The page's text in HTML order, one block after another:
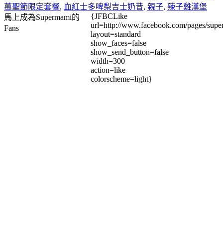
萬聖節限定套餐, 血紅士多啤梨吉士奶昔, 親子, 辣子雞漢堡
馬上成為Supermami的
Fans
{JFBCLike
url=http://www.facebook.com/pages/
layout=standard
show_faces=false
show_send_button=false
width=300
action=like
colorscheme=light}